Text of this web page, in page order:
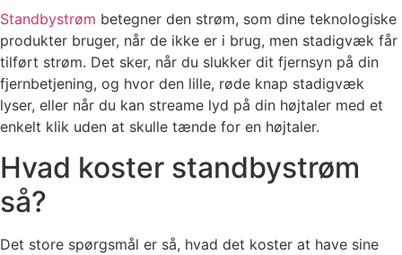
Standbystrøm betegner den strøm, som dine teknologiske
produkter bruger, når de ikke er i brug, men stadigvæk får
tilført strøm. Det sker, når du slukker dit fjernsyn på din
fjernbetjening, og hvor den lille, røde knap stadigvæk
lyser, eller når du kan streame lyd på din højtaler med et
enkelt klik uden at skulle tænde for en højtaler.
Hvad koster standbystrøm
så?
Det store spørgsmål er så, hvad det koster at have sine